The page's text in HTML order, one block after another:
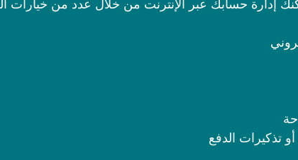
إدارة حسابك عبر الإنترنت من خلال عدد من خيارات
تذكيرات الدفع